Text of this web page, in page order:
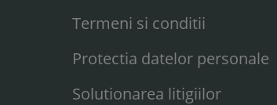
Termeni si conditii
Protectia datelor personale
Solutionarea litigiilor